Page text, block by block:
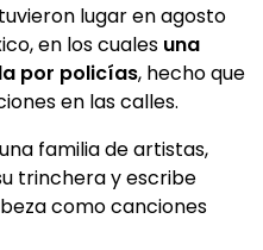
lugar en agosto
en los cuales una
por policías, hecho que
en las calles.
familia de artistas,
trinchera y escribe
como canciones